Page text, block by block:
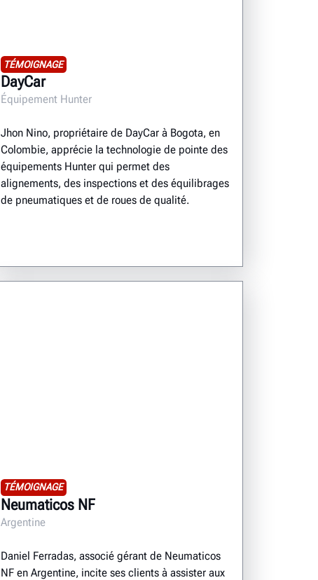
TÉMOIGNAGE
DayCar
Équipement Hunter
Jhon Nino, propriétaire de DayCar à Bogota, en
Colombie, apprécie la technologie de pointe des
équipements Hunter qui permet des
alignements, des inspections et des équilibrages
de pneumatiques et de roues de qualité.
TÉMOIGNAGE
Neumaticos NF
Argentine
Daniel Ferradas, associé gérant de Neumaticos
NF en Argentine, incite ses clients à assister aux